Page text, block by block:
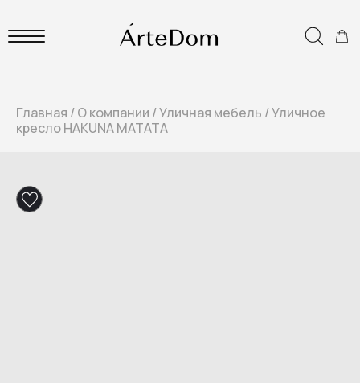
Главная /О компании /Уличная мебель /Уличное
кресло HAKUNA MATATA